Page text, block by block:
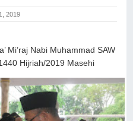
2019
Mi’raj Nabi Muhammad SAW
Hijriah/2019 Masehi